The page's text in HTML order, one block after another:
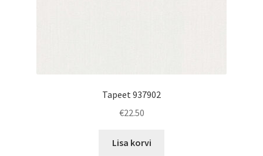
Tapeet 937902
€22.50
Lisa korvi